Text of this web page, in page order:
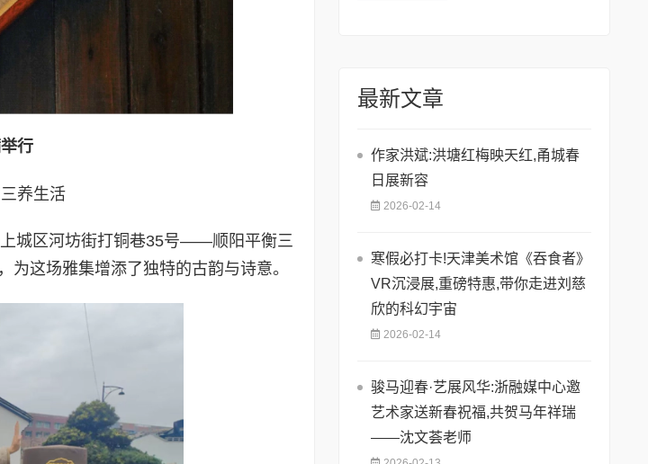
行
养生活
城区河坊街打铜巷35号——顺阳平衡三
这场雅集增添了独特的古韵与诗意。
最新文章
作家洪斌:洪塘红梅映天红,甬城春
日展新容
2026-02-14
寒假必打卡!天津美术馆《吞食者》
VR沉浸展,重磅特惠,带你走进刘慈
欣的科幻宇宙
2026-02-14
骏马迎春·艺展风华:浙融媒中心邀
艺术家送新春祝福,共贺马年祥瑞
——沈文荟老师